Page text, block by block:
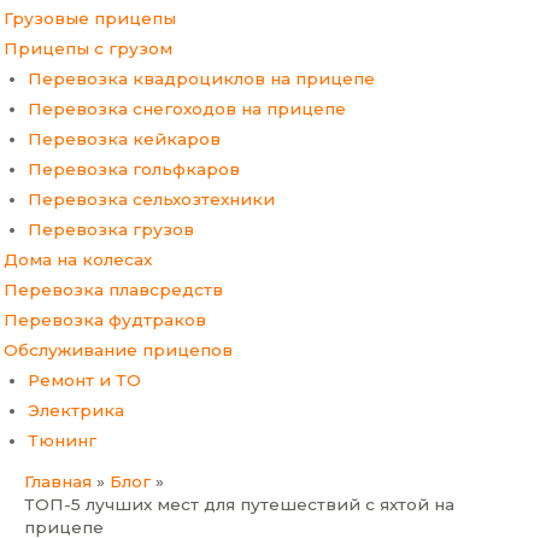
Грузовые прицепы
Прицепы с грузом
Перевозка квадроциклов на прицепе
Перевозка снегоходов на прицепе
Перевозка кейкаров
Перевозка гольфкаров
Перевозка сельхозтехники
Перевозка грузов
Дома на колесах
Перевозка плавсредств
Перевозка фудтраков
Обслуживание прицепов
Ремонт и ТО
Электрика
Тюнинг
Главная
Блог
ТОП-5 лучших мест для путешествий с яхтой на
прицепе